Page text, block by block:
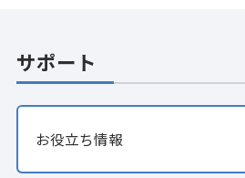
サポート
お役立ち情報